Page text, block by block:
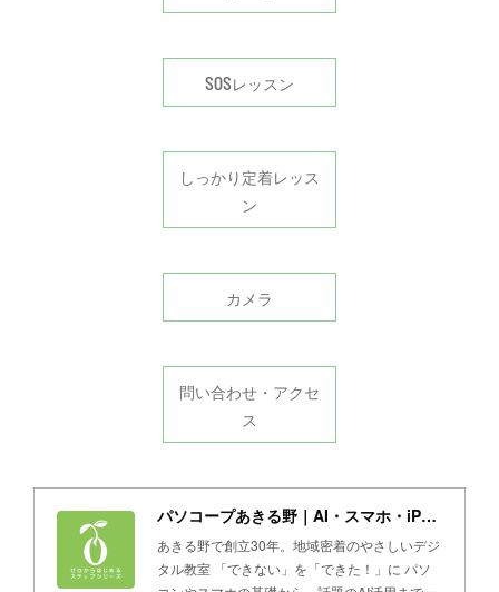
SOSレッスン
しっかり定着レッス
ン
カメラ
問い合わせ・アクセ
ス
パソコープあきる野｜AI・スマホ・iPad・パソコン教室
あきる野で創立30年。地域密着のやさしいデジ
タル教室 「できない」を「できた！」に パソ